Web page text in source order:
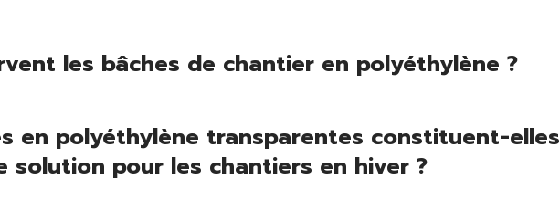
les bâches de chantier en polyéthylène ?
en polyéthylène transparentes constituent-elles
solution pour les chantiers en hiver ?